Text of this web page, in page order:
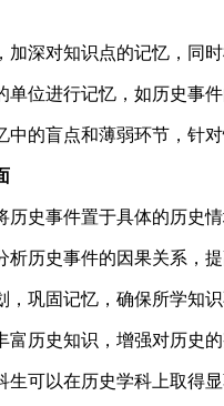
加深对知识点的记忆，同
单位进行记忆，如历史事
中的盲点和薄弱环节，针
历史事件置于具体的历史
析历史事件的因果关系，
，巩固记忆，确保所学知识
富历史知识，增强对历史
可以在历史学科上取得